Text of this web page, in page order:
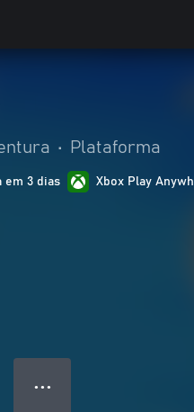
• Plataforma
em 3 dias Xbox Play
● ● ●